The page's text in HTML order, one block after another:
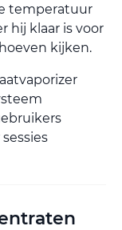
temperatuur
hij klaar is voor
kijken.